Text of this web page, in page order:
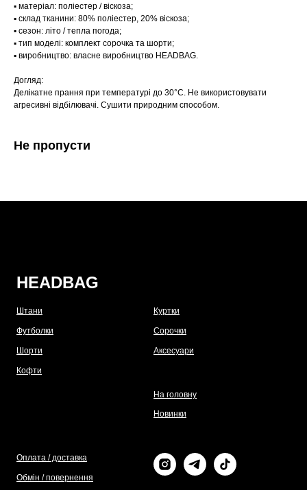
▪️ матеріал: поліестер / віскоза;
▪️ склад тканини: 80% поліестер, 20% віскоза;
▪️ сезон: літо / тепла погода;
▪️ тип моделі: комплект сорочка та шорти;
▪️ виробництво: власне виробництво HEADBAG.
Догляд:
Делікатне прання при температурі до 30°C. Не використовувати
агресивні відбілювачі. Сушити природним способом.
Не пропусти
HEADBAG
Штани
Футболки
Шорти
Кофти
Куртки
Сорочки
Аксесуари
На головну
Новинки
Оплата / доставка
Обмін / повернення